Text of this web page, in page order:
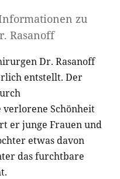
zu
Rasanoff
Dr. Rasanoff
entstellt. Der
verlorene Schönheit
er junge Frauen und
etwas davon
das furchtbare